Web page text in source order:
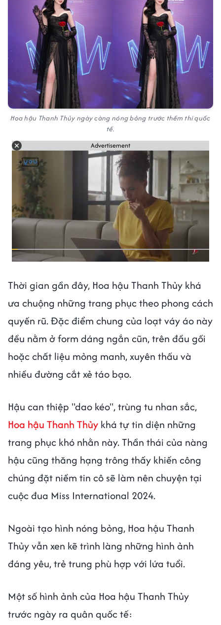
Hoa hậu Thanh Thủy ngày càng nóng bỏng trước thềm thi quốc
tế.
Advertisement
Thời gian gần đây, Hoa hậu Thanh Thủy khá
ưa chuộng những trang phục theo phong cách
quyến rũ. Đặc điểm chung của loạt váy áo này
đều nằm ở form dáng ngắn cũn, trên đầu gối
hoặc chất liệu mỏng manh, xuyên thấu và
nhiều đường cắt xẻ táo bạo.
Hậu can thiệp "dao kéo", trùng tu nhan sắc,
Hoa hậu Thanh Thủy khá tự tin diện những
trang phục khó nhằn này. Thần thái của nàng
hậu cũng thăng hạng trông thấy khiến công
chúng đặt niềm tin cô sẽ làm nên chuyện tại
cuộc đua Miss International 2024.
Ngoài tạo hình nóng bỏng, Hoa hậu Thanh
Thủy vẫn xen kẽ trình làng những hình ảnh
đáng yêu, trẻ trung phù hợp với lứa tuổi.
Một số hình ảnh của Hoa hậu Thanh Thủy
trước ngày ra quân quốc tế: